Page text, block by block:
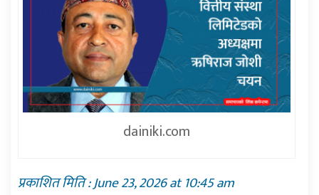
dainiki.com
प्रकाशित मिति : June 23, 2026 at 10:45 am